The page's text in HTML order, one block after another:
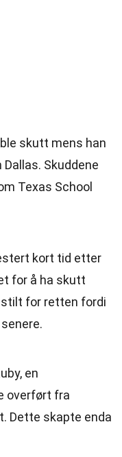
skutt mens han
Skuddene
Texas School
kort tid etter
for å ha skutt
stilt for retten fordi
en
overført fra
Dette skapte enda